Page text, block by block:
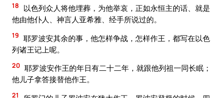
18
以色列众人将他埋葬，为他举哀，正如永恒主的话、就是
他由他仆人、神言人亚希雅、经手所说过的。
19 耶罗波安其余的事，他怎样争战，怎样作王，都写在以色
列诸王记上呢。
20 耶罗波安作王的年日有二十二年，就跟他列祖一同长眠；
他儿子拿答接替他作王。
21